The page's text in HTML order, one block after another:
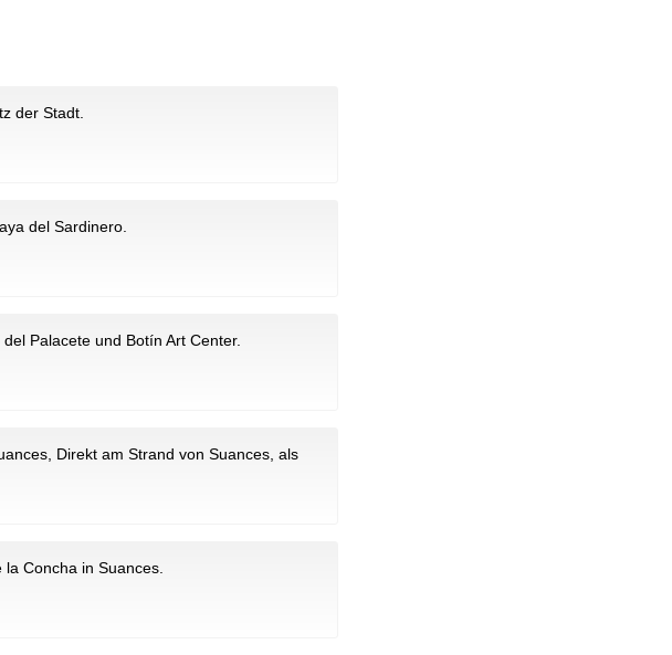
der Stadt.
del Sardinero.
Palacete und Botín Art Center.
Direkt am Strand von Suances, als
Concha in Suances.